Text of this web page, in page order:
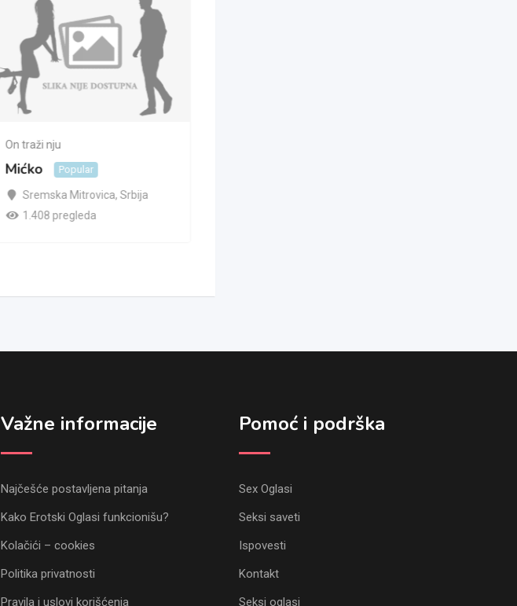
On traži nju
Mićko Popular
Sremska Mitrovica, Srbija
1.408 pregleda
Važne informacije
Najčešće postavljena pitanja
Kako Erotski Oglasi funkcionišu?
Kolačići – cookies
Politika privatnosti
Pravila i uslovi korišćenja
Pomoć i podrška
Sex Oglasi
Seksi saveti
Ispovesti
Kontakt
Seksi oglasi